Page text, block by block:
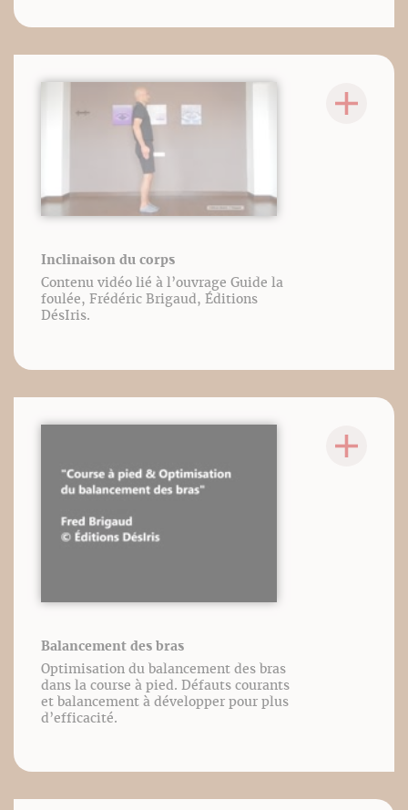
Inclinaison du corps
Contenu vidéo lié à l’ouvrage Guide la
foulée, Frédéric Brigaud, Éditions
DésIris.
Balancement des bras
Optimisation du balancement des bras
dans la course à pied. Défauts courants
et balancement à développer pour plus
d’efficacité.